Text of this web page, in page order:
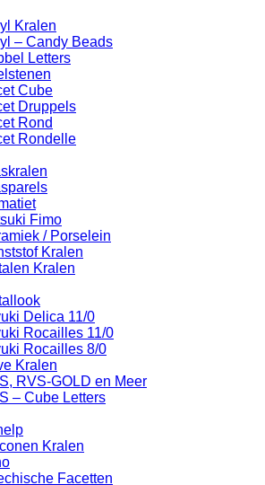
Kralen
– Candy Beads
Letters
Cube
Druppels
Rond
Rondelle
Fimo
/ Porselein
Kralen
Kralen
Delica 11/0
Rocailles 11/0
Rocailles 8/0
Kralen
RVS-GOLD en Meer
– Cube Letters
Kralen
Facetten